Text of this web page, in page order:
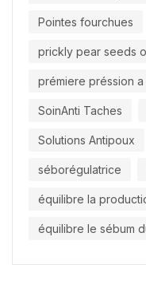
Pointes fourchues
prickly pear seeds
prémiere préssion
SoinAnti Taches
Solutions Antipoux
séborégulatrice
équilibre la
équilibre le sébum